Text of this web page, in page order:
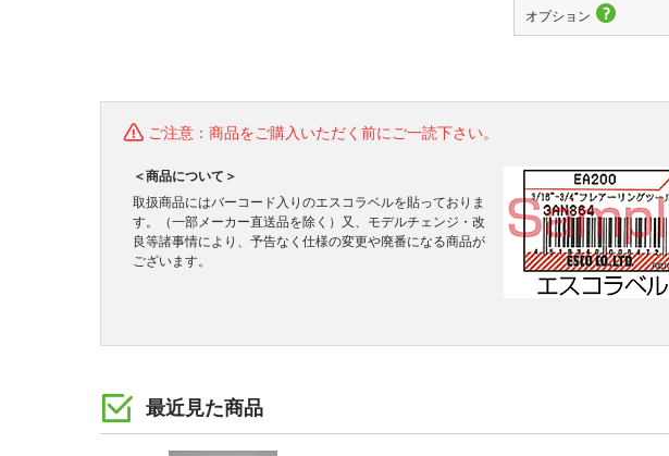
オプション
ご注意：商品をご購入いただく前にご一読下さい。
＜商品について＞
取扱商品にはバーコード入りのエスコラベルを貼っておりま
す。（一部メーカー直送品を除く）又、モデルチェンジ・改
良等諸事情により、予告なく仕様の変更や廃番になる商品が
ございます。
最近見た商品